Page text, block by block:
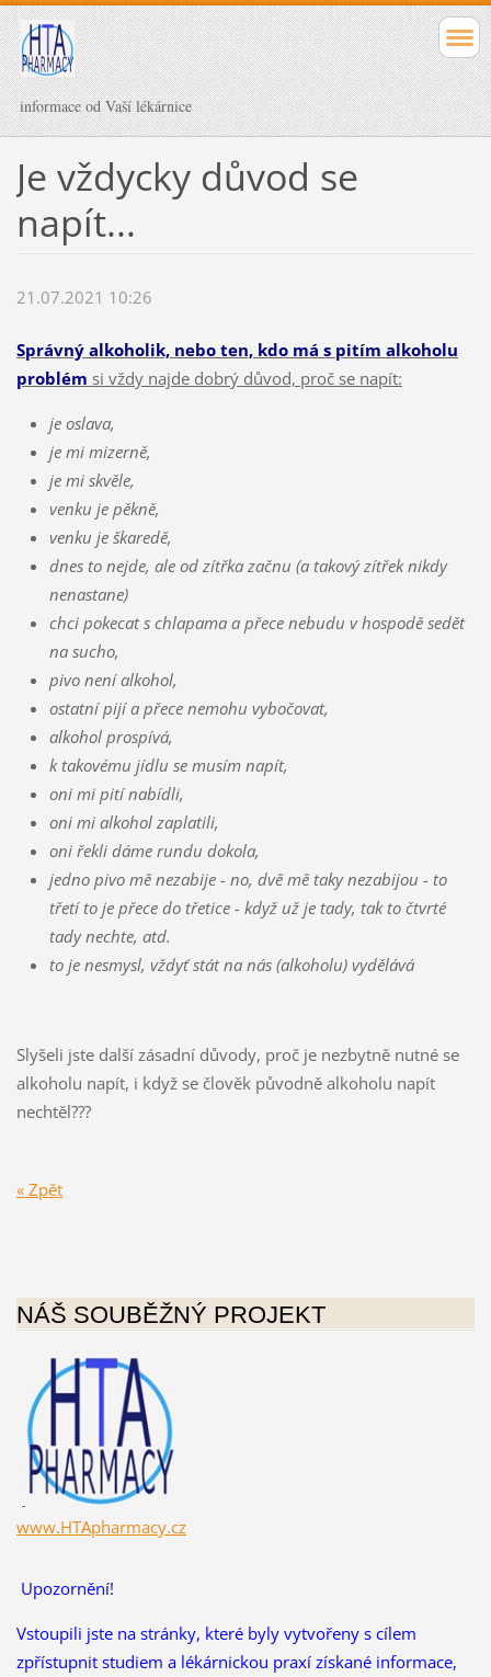
informace od Vaší lékárnice
Je vždycky důvod se
napít...
21.07.2021 10:26
Správný alkoholik, nebo ten, kdo má s pitím alkoholu
problém si vždy najde dobrý důvod, proč se napít:
je oslava,
je mi mizerně,
je mi skvěle,
venku je pěkně,
venku je škaredě,
dnes to nejde, ale od zítřka začnu (a takový zítřek nikdy
nenastane)
chci pokecat s chlapama a přece nebudu v hospodě sedět
na sucho,
pivo není alkohol,
ostatní pijí a přece nemohu vybočovat,
alkohol prospívá,
k takovému jídlu se musím napít,
oni mi pití nabídli,
oni mi alkohol zaplatili,
oni řekli dáme rundu dokola,
jedno pivo mě nezabije - no, dvě mě taky nezabijou - to
třetí to je přece do třetice - když už je tady, tak to čtvrté
tady nechte, atd.
to je nesmysl, vždyť stát na nás (alkoholu) vydělává
Slyšeli jste další zásadní důvody, proč je nezbytně nutné se
alkoholu napít, i když se člověk původně alkoholu napít
nechtěl???
« Zpět
NÁŠ SOUBĚŽNÝ PROJEKT
www.HTApharmacy.cz
Upozornění!
Vstoupili jste na stránky, které byly vytvořeny s cílem
zpřístupnit studiem a lékárnickou praxí získané informace,